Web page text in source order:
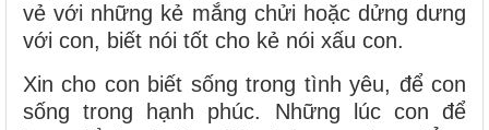
vẻ với những kẻ mắng chửi hoặc dửng dưng
với con, biết nói tốt cho kẻ nói xấu con.
Xin cho con biết sống trong tình yêu, để con
sống trong hạnh phúc. Những lúc con để